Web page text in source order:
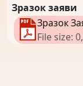
Зразок заяви
Зразок
File size: